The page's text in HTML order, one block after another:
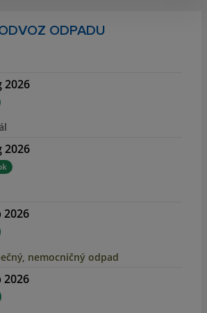
ODPADU
2026
2026
2026
nemocničný odpad
2026